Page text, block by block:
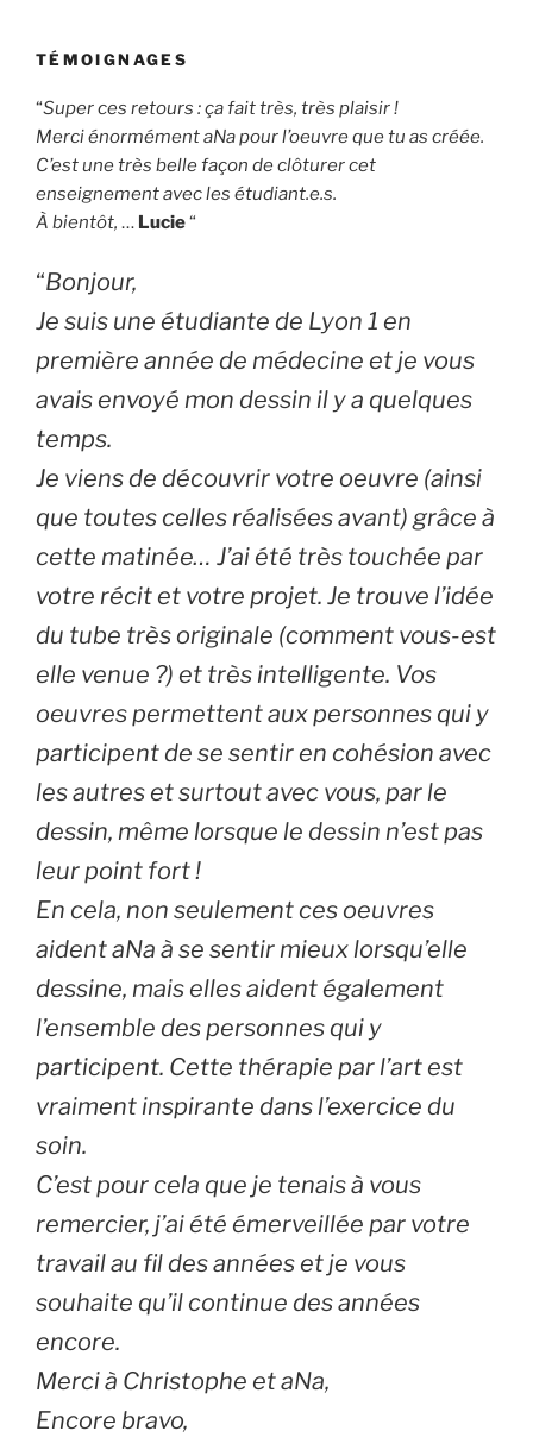
TÉMOIGNAGES
“Super ces retours : ça fait très, très plaisir !
Merci énormément aNa pour l’oeuvre que tu as créée.
C’est une très belle façon de clôturer cet
enseignement avec les étudiant.e.s.
À bientôt, … Lucie“
“Bonjour,
Je suis une étudiante de Lyon 1 en
première année de médecine et je vous
avais envoyé mon dessin il y a quelques
temps.
Je viens de découvrir votre oeuvre (ainsi
que toutes celles réalisées avant) grâce à
cette matinée… J’ai été très touchée par
votre récit et votre projet. Je trouve l’idée
du tube très originale (comment vous-est
elle venue ?) et très intelligente. Vos
oeuvres permettent aux personnes qui y
participent de se sentir en cohésion avec
les autres et surtout avec vous, par le
dessin, même lorsque le dessin n’est pas
leur point fort !
En cela, non seulement ces oeuvres
aident aNa à se sentir mieux lorsqu’elle
dessine, mais elles aident également
l’ensemble des personnes qui y
participent. Cette thérapie par l’art est
vraiment inspirante dans l’exercice du
soin.
C’est pour cela que je tenais à vous
remercier, j’ai été émerveillée par votre
travail au fil des années et je vous
souhaite qu’il continue des années
encore.
Merci à Christophe et aNa,
Encore bravo,